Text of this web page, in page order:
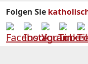
Folgen Sie